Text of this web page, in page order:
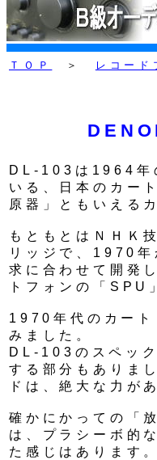
ＴＯＰ ＞ レコード
DL-103は1964年
いる、日本のカー
原器」ともいえる
もともとはＮＨＫ
リッジで、1970年
求に合わせて開発
トフォンの「SPU
1970年代のカート
みました。
DL-103のスペッ
する部分もありま
ドは、絶大な力が
確かにかっての「
は、プラシーボ的
た感じはあります。